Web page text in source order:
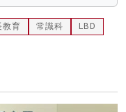
教育 常識科 LBD